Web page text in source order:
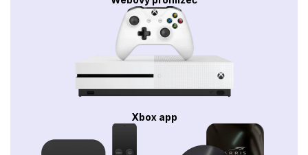
Xbox app